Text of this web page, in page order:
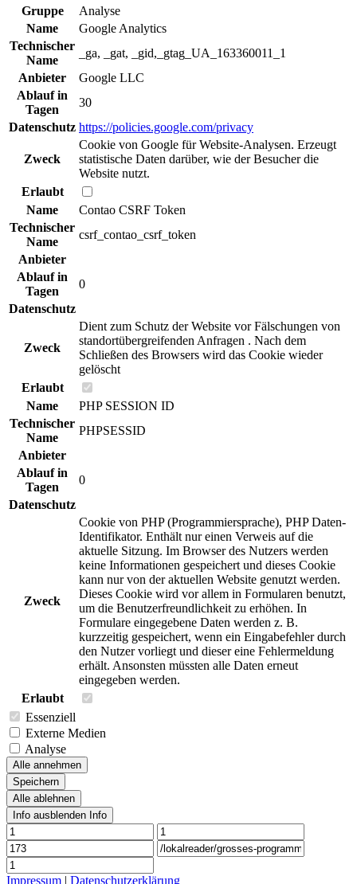
Gruppe
Analyse
Name
Google Analytics
Technischer
Name
_ga, _gat, _gid,_gtag_UA_163360011_1
Anbieter
Google LLC
Ablauf in
Tagen
30
Datenschutz https://policies.google.com/privacy
Zweck
Cookie von Google für Website-Analysen. Erzeugt
statistische Daten darüber, wie der Besucher die
Website nutzt.
Erlaubt
Name
Contao CSRF Token
Technischer
Name
csrf_contao_csrf_token
Anbieter
Ablauf in
Tagen
0
Datenschutz
Zweck
Dient zum Schutz der Website vor Fälschungen von
standortübergreifenden Anfragen . Nach dem
Schließen des Browsers wird das Cookie wieder
gelöscht
Erlaubt
Name
PHP SESSION ID
Technischer
Name
PHPSESSID
Anbieter
Ablauf in
Tagen
0
Datenschutz
Zweck
Cookie von PHP (Programmiersprache), PHP Daten-
Identifikator. Enthält nur einen Verweis auf die
aktuelle Sitzung. Im Browser des Nutzers werden
keine Informationen gespeichert und dieses Cookie
kann nur von der aktuellen Website genutzt werden.
Dieses Cookie wird vor allem in Formularen benutzt,
um die Benutzerfreundlichkeit zu erhöhen. In
Formulare eingegebene Daten werden z. B.
kurzzeitig gespeichert, wenn ein Eingabefehler durch
den Nutzer vorliegt und dieser eine Fehlermeldung
erhält. Ansonsten müssten alle Daten erneut
eingegeben werden.
Erlaubt
Essenziell
Externe Medien
Analyse
Alle annehmen
Speichern
Alle ablehnen
Info ausblenden Info
Impressum | Datenschutzerklärung